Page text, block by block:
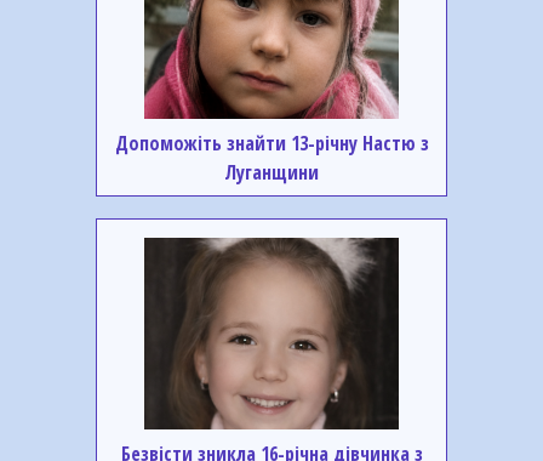
Допоможіть знайти 13-річну Настю з
Луганщини
Безвісти зникла 16-річна дівчинка з